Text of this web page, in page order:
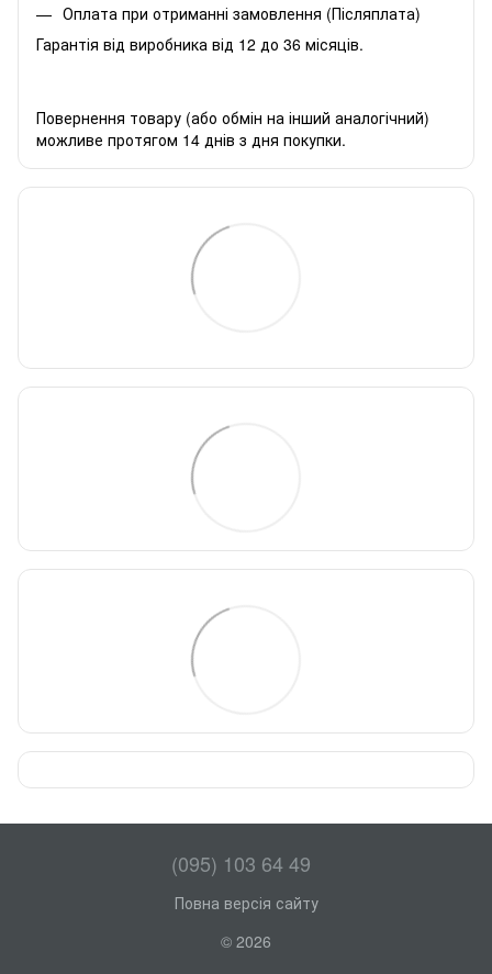
Оплата при отриманні замовлення (Післяплата)
Гарантія від виробника від 12 до 36 місяців.
Повернення товару (або обмін на інший аналогічний)
можливе протягом 14 днів з дня покупки.
(095) 103 64 49
Повна версія сайту
© 2026